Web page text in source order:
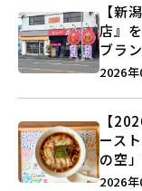
【新
店』
ブラ
しょ
2026
【
ース
の空
注目
2026